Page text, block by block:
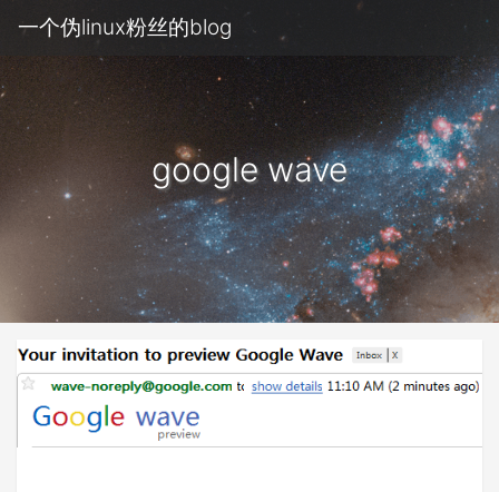
一个伪linux粉丝的blog
google wave